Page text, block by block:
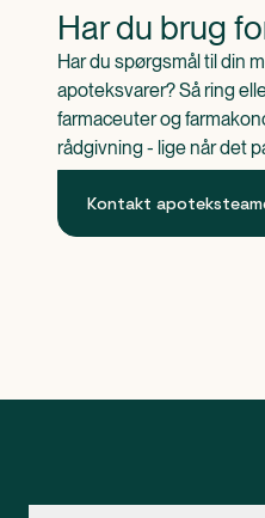
Har du brug
Har du spørgsmål til din
apoteksvarer? Så ring
farmaceuter og
rådgivning - lige når det
Kontakt